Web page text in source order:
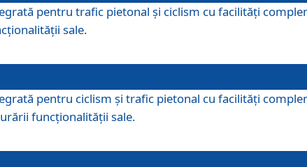
pentru trafic pietonal și ciclism cu facilități
sale.
pentru ciclism şi trafic pietonal cu facilităţi
funcționalității sale.